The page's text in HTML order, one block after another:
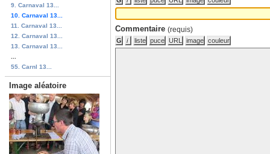
9. Carnaval 13...
10. Carnaval 13...
11. Carnaval 13...
12. Carnaval 13...
13. Carnaval 13...
55. Carnl 13...
Image aléatoire
Commentaire (requis)